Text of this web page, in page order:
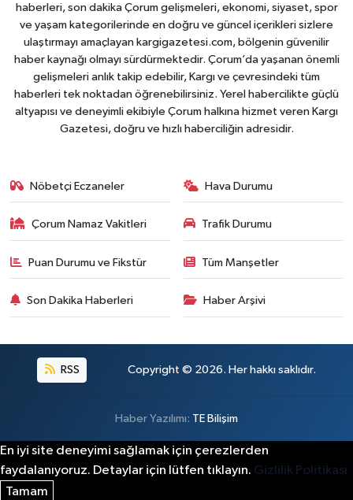
haberleri, son dakika Çorum gelişmeleri, ekonomi, siyaset, spor
ve yaşam kategorilerinde en doğru ve güncel içerikleri sizlere
ulaştırmayı amaçlayan kargigazetesi.com, bölgenin güvenilir
haber kaynağı olmayı sürdürmektedir. Çorum’da yaşanan önemli
gelişmeleri anlık takip edebilir, Kargı ve çevresindeki tüm
haberleri tek noktadan öğrenebilirsiniz. Yerel habercilikte güçlü
altyapısı ve deneyimli ekibiyle Çorum halkına hizmet veren Kargı
Gazetesi, doğru ve hızlı haberciliğin adresidir.
Nöbetçi Eczaneler Hava Durumu
Çorum Namaz Vakitleri Trafik Durumu
Puan Durumu ve Fikstür Tüm Manşetler
Son Dakika Haberleri Haber Arşivi
RSS Copyright © 2026. Her hakkı saklıdır.
Haber Yazılımı: TE Bilişim
En iyi site deneyimi sağlamak için çerezlerden
faydalanıyoruz. Detaylar için lütfen tıklayın. Gizlilik Politikası
Tamam